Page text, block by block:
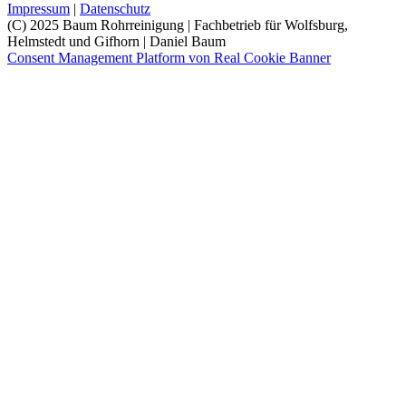
Impressum | Datenschutz
(C) 2025 Baum Rohrreinigung | Fachbetrieb für Wolfsburg,
Helmstedt und Gifhorn | Daniel Baum
Consent Management Platform von Real Cookie Banner